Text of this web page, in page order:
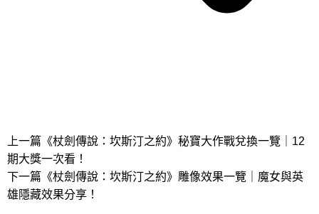
上一篇 《杖劍傳說：坎斯汀之約》秘寶大作戰兌換一覽｜12
期大獎一次看！
下一篇 《杖劍傳說：坎斯汀之約》雕像效果一覽｜魔女與英
雄隱藏效果分享！